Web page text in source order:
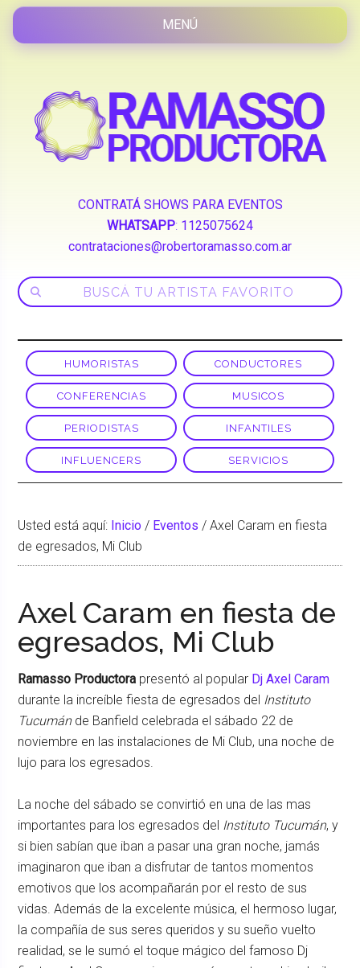
CONTRATÁ SHOWS PARA EVENTOS
WHATSAPP: 1125075624
contrataciones@robertoramasso.com.ar
HUMORISTAS CONDUCTORES
CONFERENCIAS MUSICOS
PERIODISTAS INFANTILES
INFLUENCERS SERVICIOS
Usted está aquí: Inicio / Eventos / Axel Caram en fiesta
de egresados, Mi Club
Axel Caram en fiesta de
egresados, Mi Club
Ramasso Productora presentó al popular Dj Axel Caram
durante la increíble fiesta de egresados del Instituto
Tucumánde Banfield celebrada el sábado 22 de
noviembre en las instalaciones de Mi Club, una noche de
lujo para los egresados.
La noche del sábado se convirtió en una de las mas
importantes para los egresados del Instituto Tucumán, y
si bien sabían que iban a pasar una gran noche, jamás
imaginaron que iban a disfrutar de tantos momentos
emotivos que los acompañarán por el resto de sus
vidas. Además de la excelente música, el hermoso lugar,
la compañía de sus seres queridos y su sueño vuelto
realidad, se le sumó el toque mágico del famoso Dj